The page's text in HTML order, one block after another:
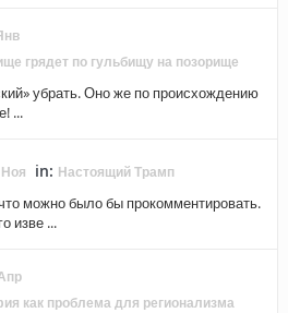
грядет по гульбищу на позорище
убрать. Оно же по происхождению
...
in: Настоящий Трамп
можно было бы прокомментировать.
изве ...
как проблема для регионализма